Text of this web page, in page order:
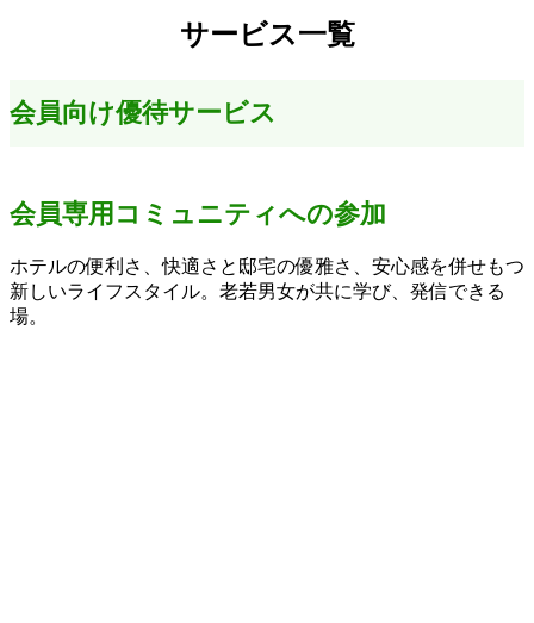
サービス一覧
会員向け優待サービス
会員専用コミュニティへの参加
ホテルの便利さ、快適さと邸宅の優雅さ、安心感を併せもつ
新しいライフスタイル。老若男女が共に学び、発信できる
場。